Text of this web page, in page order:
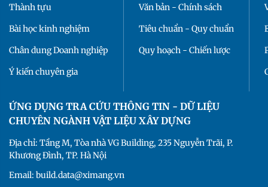
Thành tựu
Bài học kinh nghiệm
Chân dung Doanh nghiệp
Ý kiến chuyên gia
Văn bản - Chính sách
Tiêu chuẩn - Quy chuẩn
Quy hoạch - Chiến lược
ỨNG DỤNG TRA CỨU THÔNG TIN - DỮ LIỆU
CHUYÊN NGÀNH VẬT LIỆU XÂY DỰNG
Địa chỉ: Tầng M, Tòa nhà VG Building, 235 Nguyễn Trãi, P.
Khương Đình, TP. Hà Nội
Email: build.data@ximang.vn